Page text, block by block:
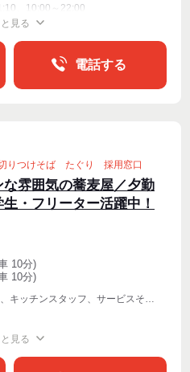
、10:00～22:00
見る
電話する
りつけそば たぐり 採用窓口
な雰囲気の蕎麦屋／夕勤
・フリーター活躍中！
10分)
10分)
ッチンスタッフ、サービスその他
見る